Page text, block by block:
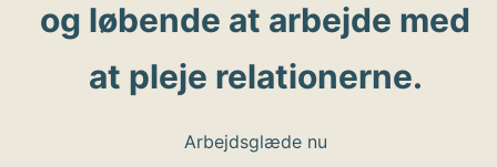
og løbende at arbejde med
at pleje relationerne.
Arbejdsglæde nu